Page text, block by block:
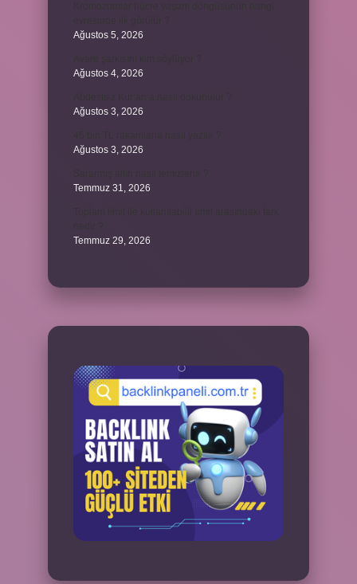
Ağustos 5, 2026
Ağustos 4, 2026
Ağustos 3, 2026
Ağustos 3, 2026
Temmuz 31, 2026
Temmuz 29, 2026